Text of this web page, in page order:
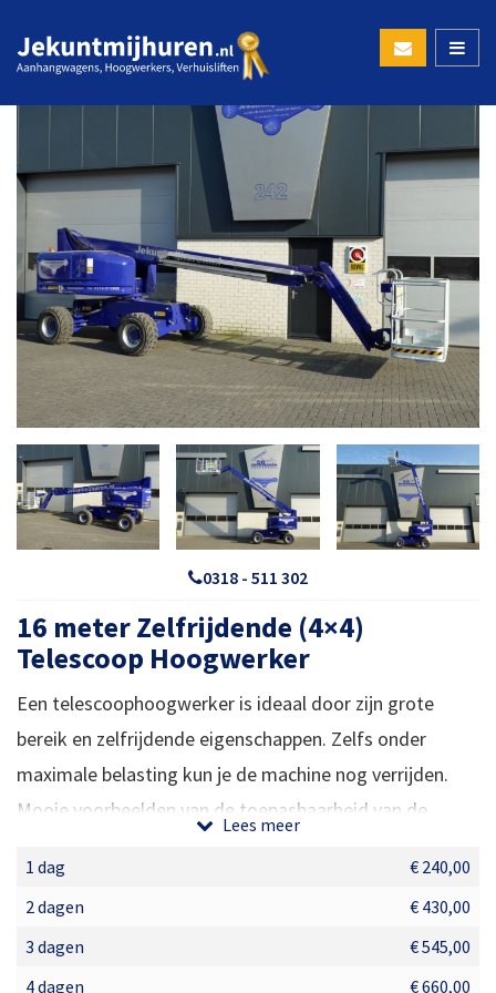
0318 - 511 302
16 meter Zelfrijdende (4×4)
Telescoop Hoogwerker
Een telescoophoogwerker is ideaal door zijn grote
bereik en zelfrijdende eigenschappen. Zelfs onder
maximale belasting kun je de machine nog verrijden.
Mooie voorbeelden van de toepasbaarheid van de
gebouwen, snoeiwerkzaamheden langs wegen. Zolang
er een harde ondergrond is kun je optimaal profiteren
van de grote reikwijdte.
Lees meer
1 dag
€ 240,00
2 dagen
€ 430,00
3 dagen
€ 545,00
4 dagen
€ 660,00